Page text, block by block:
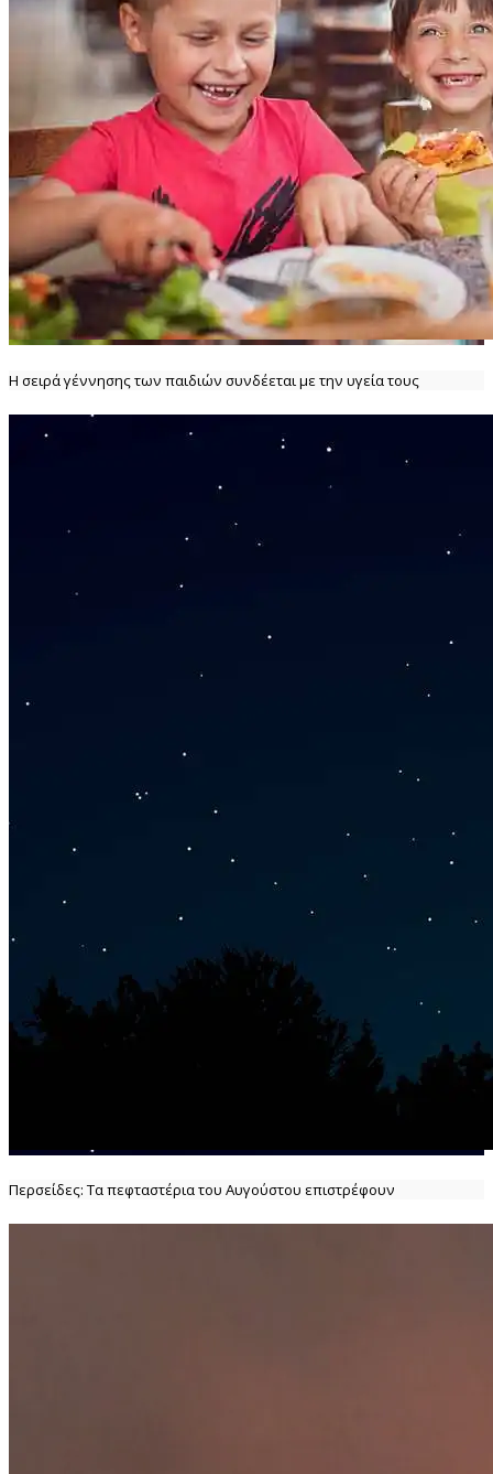
Η σειρά γέννησης των παιδιών συνδέεται με την υγεία τους
Περσείδες: Τα πεφταστέρια του Αυγούστου επιστρέφουν